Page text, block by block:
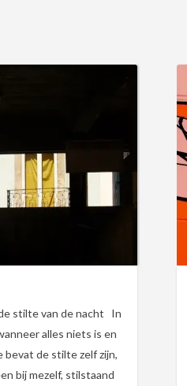
stilte van de nacht In
alles niets is en
bevat de stilte zelf zijn,
bij mezelf, stilstaand